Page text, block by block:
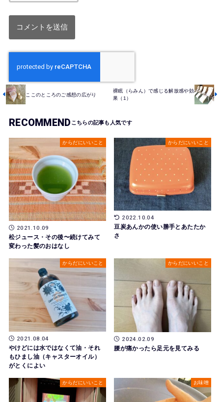
ここのところのご感想の広がり
裸眠（らみん）で感じる解放感や効
果（1）
RECOMMEND
からだにいいこと
2021.10.09
松ジュース・その後〜続けてみて
変わった髪のおはなし
からだにいいこと
2022.10.04
豆炭あんかの使い勝手とあたたか
さ
からだにいいこと
2021.08.04
やけどには水ではなくて油・それ
もひまし油（キャスターオイル）
がとくによい
からだにいいこと
2024.02.09
腰が痛かったら足元を見てみる
からだにいいこと お味噌